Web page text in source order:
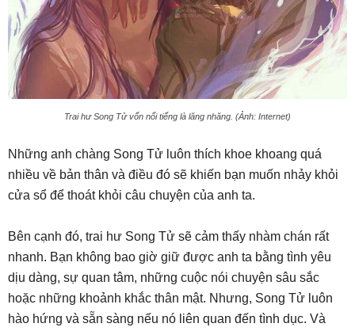
Trai hư Song Tử vốn nổi tiếng là lăng nhăng. (Ảnh: Internet)
Những anh chàng Song Tử luôn thích khoe khoang quá
nhiều về bản thân và điều đó sẽ khiến bạn muốn nhảy khỏi
cửa sổ để thoát khỏi câu chuyện của anh ta.
Bên cạnh đó, trai hư Song Tử sẽ cảm thấy nhàm chán rất
nhanh. Bạn không bao giờ giữ được anh ta bằng tình yêu
dịu dàng, sự quan tâm, những cuộc nói chuyện sâu sắc
hoặc những khoảnh khắc thân mật. Nhưng, Song Tử luôn
hào hứng và sẵn sàng nếu nó liên quan đến tình dục. Và